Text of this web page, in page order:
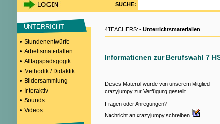
SUCHE:
UNTERRICHT
• Stundenentwürfe
• Arbeitsmaterialien
• Alltagspädagogik
• Methodik / Didaktik
• Bildersammlung
• Interaktiv
• Sounds
• Videos
4TEACHERS: - Unterrichtsmaterialien
Informationen zur Berufswahl 7
Dieses Material wurde von unserem Mitglied
crazyjumpy zur Verfügung gestellt.
Fragen oder Anregungen?
Nachricht an crazyjumpy schreiben